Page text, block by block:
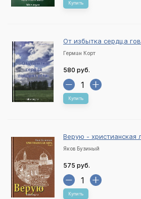
Купить
От избытка сердца
Герман Корт
580 руб.
Купить
Верую - христианская
Яков Бузиный
575 руб.
Купить